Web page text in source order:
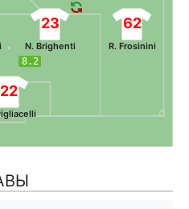
8.2
22
23
N. Brighenti
62
R. Frosinini